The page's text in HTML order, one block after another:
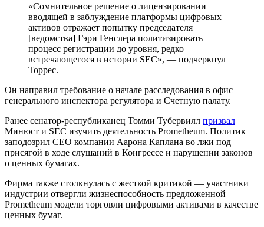
«Сомнительное решение о лицензировании
вводящей в заблуждение платформы цифровых
активов отражает попытку председателя
[ведомства] Гэри Генслера политизировать
процесс регистрации до уровня, редко
встречающегося в истории SEC», — подчеркнул
Торрес.
Он направил требование о начале расследования в офис
генерального инспектора регулятора и Счетную палату.
Ранее сенатор-республиканец Томми Тубервилл призвал
Минюст и SEC изучить деятельность Prometheum. Политик
заподозрил CEO компании Аарона Каплана во лжи под
присягой в ходе слушаний в Конгрессе и нарушении законов
о ценных бумагах.
Фирма также столкнулась с жесткой критикой — участники
индустрии отвергли жизнеспособность предложенной
Prometheum модели торговли цифровыми активами в качестве
ценных бумаг.